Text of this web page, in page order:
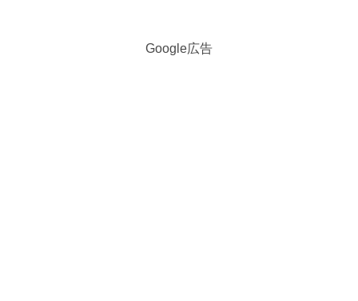
Google広告